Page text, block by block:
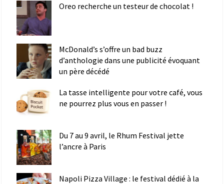
Oreo recherche un testeur de chocolat !
McDonald’s s’offre un bad buzz
d’anthologie dans une publicité évoquant
un père décédé
La tasse intelligente pour votre café, vous
ne pourrez plus vous en passer !
Du 7 au 9 avril, le Rhum Festival jette
l’ancre à Paris
Napoli Pizza Village : le festival dédié à la